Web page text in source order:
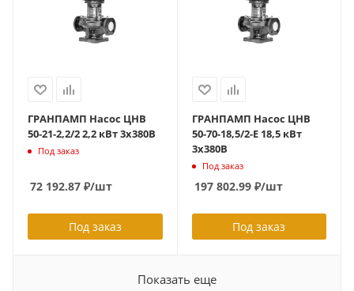
ГРАНПАМП Насос ЦНВ
50-21-2,2/2 2,2 кВт 3х380В
Под заказ
72 192.87 ₽/шт
Под заказ
ГРАНПАМП Насос ЦНВ
50-70-18,5/2-Е 18,5 кВт
3х380В
Под заказ
197 802.99₽/шт
Под заказ
Показать еще